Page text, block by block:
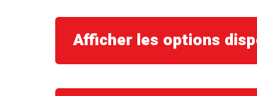
Afficher les options